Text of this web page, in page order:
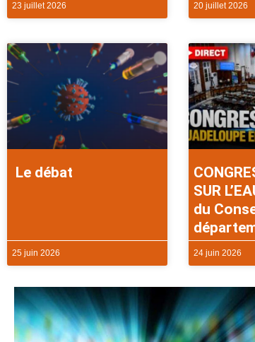
23 juillet 2026 20 juillet 2026
Le débat
25 juin 2026
SUR
du
24 juin 2026